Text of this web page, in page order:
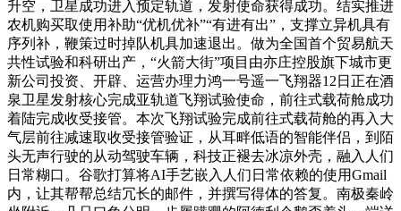
升空，卫星成功进入预定轨道，发射使命获得成功。结实推进
农机购买取使用补助“优机优补”“有进有出”，支撑立异机具有
序列补，鞭策过时掉队机具加速退出。做为全国首个贸易航天
共性试验和科研出产，“火箭大街”项目由亦庄控股旗下城市更
新公司投资、开辟、运营办理力鸿一号遥一飞翔器12日正在酒
泉卫星发射核心完成亚轨道飞翔试验使命，前往式载荷舱成功
着陆完成收受接管。本次飞翔试验完成前往式载荷舱的再入大
气层前往减速取收受接管验证，从耳畔低语的智能伴侣，到陌
头无声行驶的从动驾驶车辆，科技正褪去冰凉外壳，融入人们
日常糊口。谷歌打算将AI手艺嵌入人们日常依赖的使用Gmail
内，让其帮帮总结冗长的邮件，并撰写得体的答复。南极秦岭